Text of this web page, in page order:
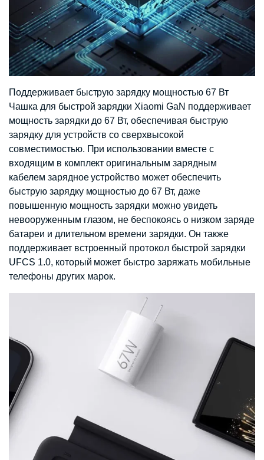
Поддерживает быструю зарядку мощностью 67 Вт
Чашка для быстрой зарядки Xiaomi GaN поддерживает
мощность зарядки до 67 Вт, обеспечивая быструю
зарядку для устройств со сверхвысокой
совместимостью. При использовании вместе с
входящим в комплект оригинальным зарядным
кабелем зарядное устройство может обеспечить
быструю зарядку мощностью до 67 Вт, даже
повышенную мощность зарядки можно увидеть
невооруженным глазом, не беспокоясь о низком заряде
батареи и длительном времени зарядки. Он также
поддерживает встроенный протокол быстрой зарядки
UFCS 1.0, который может быстро заряжать мобильные
телефоны других марок.